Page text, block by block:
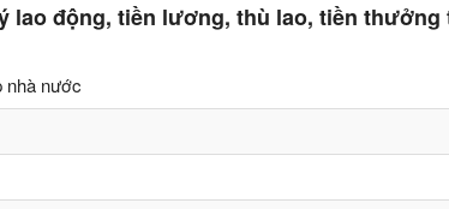
lao động, tiền lương, thù lao, tiền thưởng
nhà nước